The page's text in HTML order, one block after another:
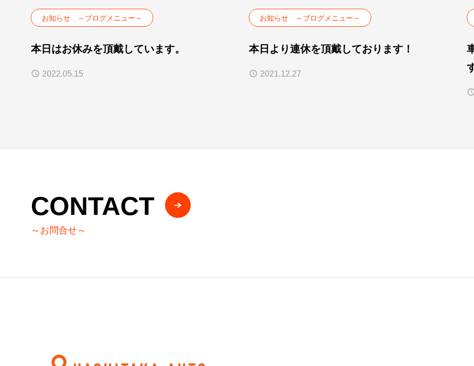
お知らせ ～ブログメニュー～
本日はお休みを頂戴しています。
2022.05.15
お知らせ ～ブログメニュー～
本日より連休を頂戴しております！
2021.12.27
CONTACT
～お問合せ～